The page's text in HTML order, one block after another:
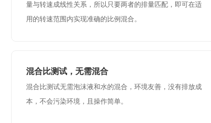
量与转速成线性关系，所以只要两者的排量匹配，即可在适
用的转速范围内实现准确的比例混合。
混合比测试，无需混合
混合比测试无需泡沫液和水的混合，环境友善，没有排放成
本，不会污染环境，且操作简单。